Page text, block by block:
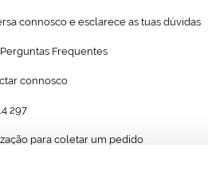
Conversa connosco e esclarece as tuas dúvidas
Perguntas Frequentes
connosco
297
para coletar um pedido